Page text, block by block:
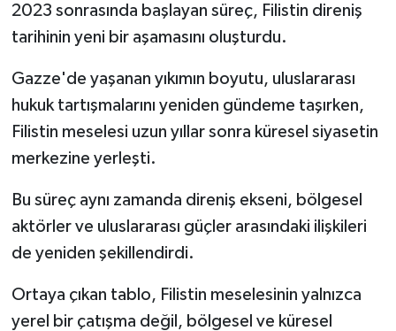
2023 sonrasında başlayan süreç, Filistin direniş
tarihinin yeni bir aşamasını oluşturdu.
Gazze'de yaşanan yıkımın boyutu, uluslararası
hukuk tartışmalarını yeniden gündeme taşırken,
Filistin meselesi uzun yıllar sonra küresel siyasetin
merkezine yerleşti.
Bu süreç aynı zamanda direniş ekseni, bölgesel
aktörler ve uluslararası güçler arasındaki ilişkileri
de yeniden şekillendirdi.
Ortaya çıkan tablo, Filistin meselesinin yalnızca
yerel bir çatışma değil, bölgesel ve küresel